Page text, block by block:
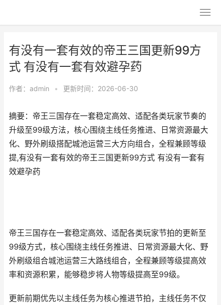
有没有一套有效的帝王三国更新99方
式 有没有一套有效避孕药
作者： admin • 更新时间：2026-06-30
摘要：帝王三国存在一套稳定高效、适配各类玩家节奏的
升级至99级方法，核心围绕主线任务推进、日常资源最大
化、野外刷级搭配城池运营三大方向组合，全程兼顾等级
提,有没有一套有效的帝王三国更新99方式 有没有一套有
效避孕药
帝王三国存在一套稳定高效、适配各类玩家节拍的更新至
99级方式，核心围绕主线任务推进、日常资源最大化、野
外刷级组合城池运营三大路线组合，全程兼顾等级提高效
率和资源积累，能够稳步将人物等级提高至99级。
更新前期优先以主线任务为核心推进节拍，主线任务不仅